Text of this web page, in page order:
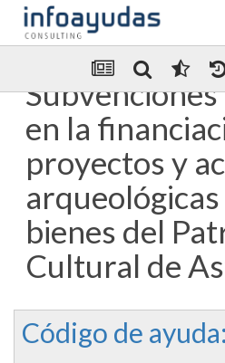
Enviar Por email
en la
proyectos y
bienes del
Cultural de
Código de ayuda: